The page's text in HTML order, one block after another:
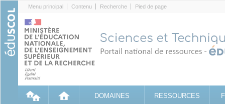
Menu principal Contenu Recherche Pied de page
DOMAINES RESSOURCES